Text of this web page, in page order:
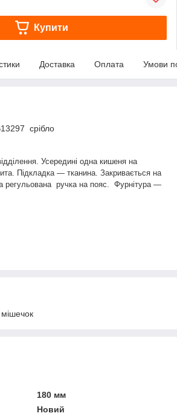
Купити
Доставка Оплата Умови
срібло
Усередині одна кишеня на
Підкладка — тканина. Закривається на
регульована ручка на пояс. Фурнітура —
180 мм
Новий